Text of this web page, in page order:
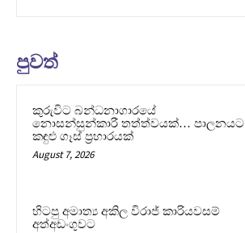
පුවත්
කුරුවිට බන්ධනාගාරයේ
නොසන්සුන්කාරී තත්ත්වයක්… පාලනයට
කඳුළු ගෑස් ප්‍රහාරයක්
August 7, 2026
හිටපු අමාත්‍ය අකිල විරාජ් කාරියවසම්
අත්අඩංගුවට